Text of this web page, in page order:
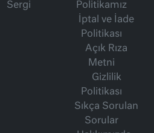
Sergi
Politikamız
İptal ve İade
Politikası
Açık Rıza
Metni
Gizlilik
Politikası
Sıkça Sorulan
Sorular